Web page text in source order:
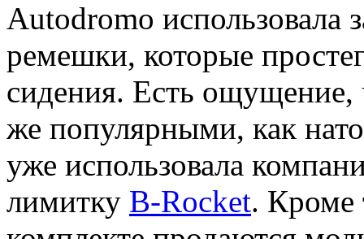
Autodromo
ремешки, которые
сидения. Есть ощущение,
же популярными, как
уже использовала
лимитку B-Rocket. Кроме